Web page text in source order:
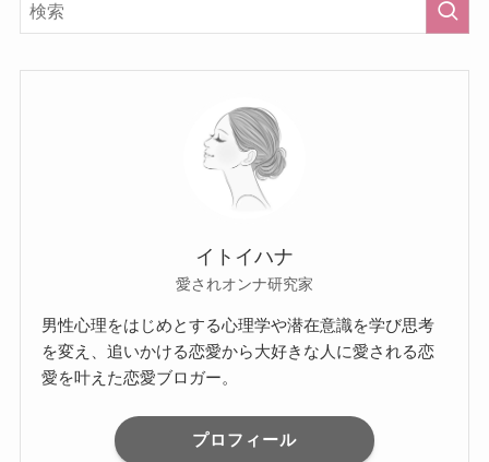
イトイハナ
愛されオンナ研究家
男性心理をはじめとする心理学や潜在意識を学び思考
を変え、追いかける恋愛から大好きな人に愛される恋
愛を叶えた恋愛ブロガー。
プロフィール